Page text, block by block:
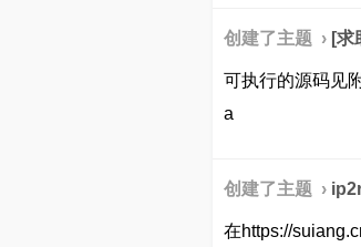
创建了主题 › [求
可执行的源码见
a
创建了主题 ›
在https://